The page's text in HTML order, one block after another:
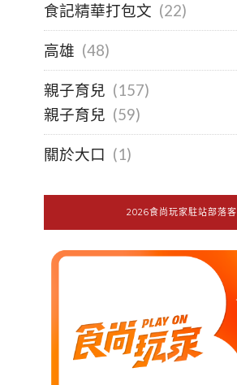
食記精華打包文 (22)
高雄 (48)
親子育兒 (157)
親子育兒 (59)
關於大口 (1)
2026食尚玩家駐站部落客